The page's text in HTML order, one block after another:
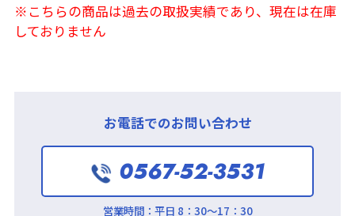
※こちらの商品は過去の取扱実績であり、現在は在庫
しておりません
お電話でのお問い合わせ
0567-52-3531
営業時間： 平日 8：30～17：30